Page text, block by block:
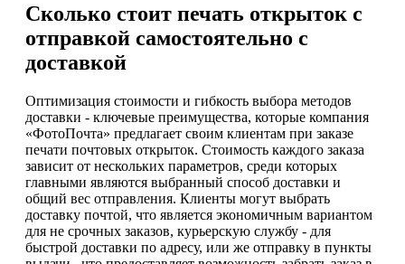
Сколько стоит печать открыток с
отправкой самостоятельно с
доставкой
Оптимизация стоимости и гибкость выбора методов
доставки - ключевые преимущества, которые компания
«ФотоПочта» предлагает своим клиентам при заказе
печати почтовых открыток. Стоимость каждого заказа
зависит от нескольких параметров, среди которых
главными являются выбранный способ доставки и
общий вес отправления. Клиенты могут выбрать
доставку почтой, что является экономичным вариантом
для не срочных заказов, курьерскую службу - для
быстрой доставки по адресу, или же отправку в пункты